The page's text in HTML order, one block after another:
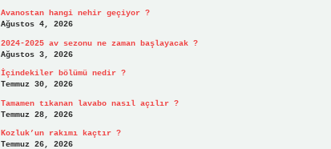
Avanostan hangi nehir geçiyor ?
Ağustos 4, 2026
2024-2025 av sezonu ne zaman başlayacak ?
Ağustos 3, 2026
İçindekiler bölümü nedir ?
Temmuz 30, 2026
Tamamen tıkanan lavabo nasıl açılır ?
Temmuz 28, 2026
Kozluk’un rakımı kaçtır ?
Temmuz 26, 2026